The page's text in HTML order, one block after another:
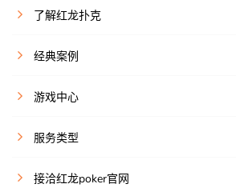
了解红龙扑克
经典案例
游戏中心
服务类型
接洽红龙poker官网